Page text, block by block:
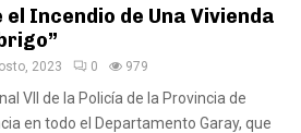
Incendio de Una Vivienda
2023 0 979
VII de la Policía de la Provincia de
en todo el Departamento Garay, que